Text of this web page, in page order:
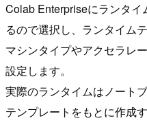
Colab Enterpriseにランタ
るので選択し、ランタイム
マシンタイプやアクセラレ
設定します。
実際のランタイムはノート
テンプレートをもとに作成